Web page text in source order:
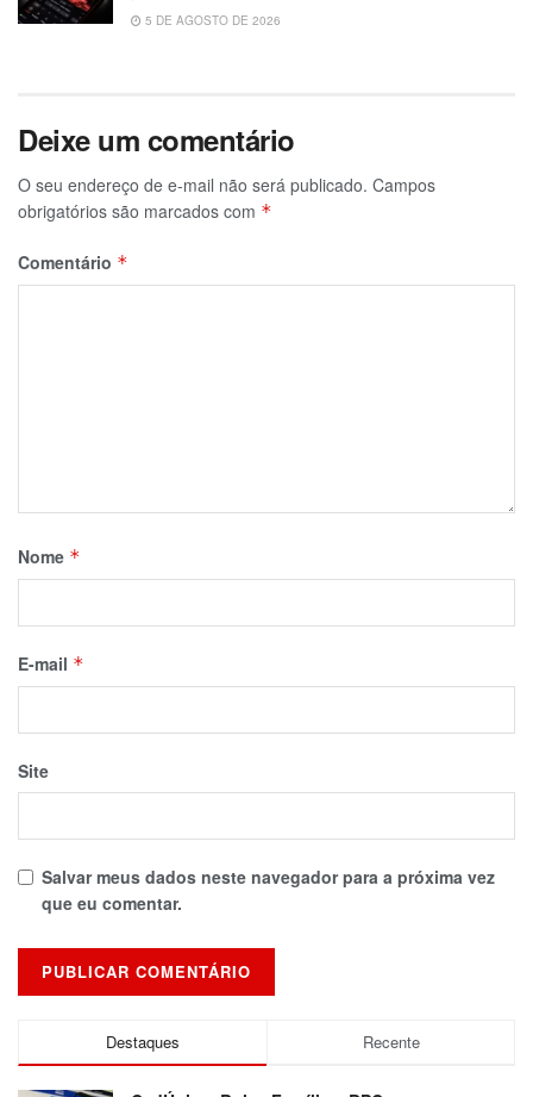
5 DE AGOSTO DE 2026
Deixe um comentário
O seu endereço de e-mail não será publicado. Campos
obrigatórios são marcados com *
Comentário *
Nome *
E-mail *
Site
Salvar meus dados neste navegador para a próxima vez
que eu comentar.
Destaques Recente